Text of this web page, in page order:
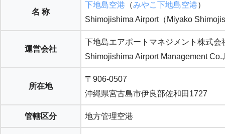
名 称
下地島空港 （みやこ下地島空港）
Shimojishima Airport（Miyako
運営会社
下地島エアポートマネジメント株式会
Shimojishima Airport Management
所在地
〒906-0507
沖縄県宮古島市伊良部佐和田1727
管轄区分 地方管理空港